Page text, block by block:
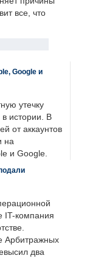
все, что
Google и
утечку
истории. В
от аккаунтов
на
и Google.
IT-компания
Арбитражных
два